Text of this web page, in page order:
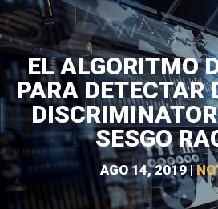
EL ALGORITMO
PARA DETECTAR
SESGO
AGO 14, 2019|